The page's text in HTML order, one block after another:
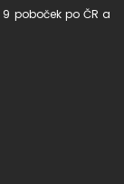
9 poboček po ČR a